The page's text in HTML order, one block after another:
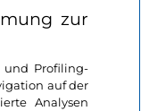
zur
und Profiling-
auf der
Analysen